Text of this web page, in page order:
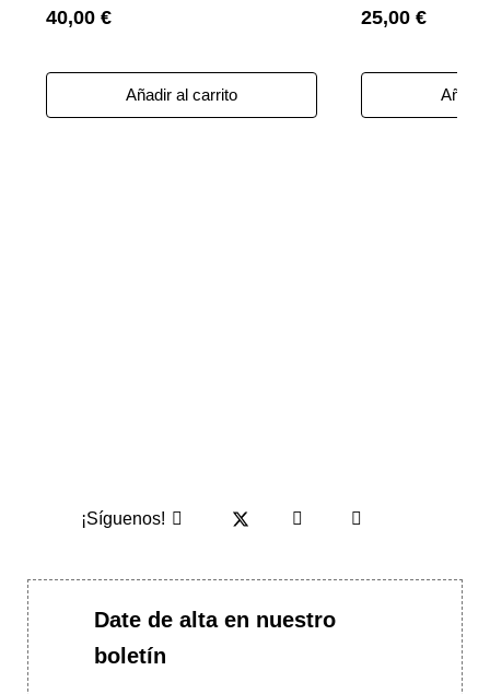
40,00 €
Añadir al carrito
25,00 €
¡Síguenos!
Date de alta en nuestro
boletín